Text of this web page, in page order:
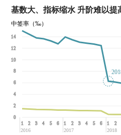
基数大、指标缩水 升阶难以提
1 2 3 4 5 6 1 2 3 4 5 6 1 2
0
2
4
6
8
10
12
14
2016 2017 2018
中签率（‰）